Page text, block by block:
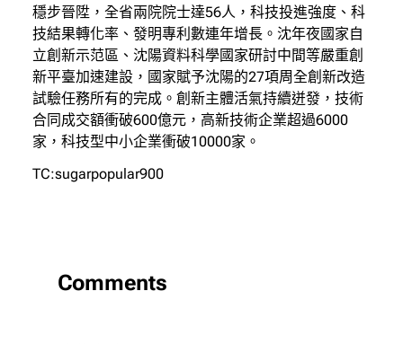
穩步晉陞，全省兩院院士達56人，科技投進強度、科
技結果轉化率、發明專利數連年增長。沈年夜國家自
立創新示范區、沈陽資料科學國家研討中間等嚴重創
新平臺加速建設，國家賦予沈陽的27項周全創新改造
試驗任務所有的完成。創新主體活氣持續迸發，技術
合同成交額衝破600億元，高新技術企業超過6000
家，科技型中小企業衝破10000家。
TC:sugarpopular900
Comments